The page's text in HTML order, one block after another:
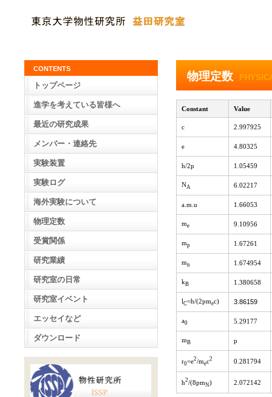
物理定数
Constant Value
c 2.997925
e 4.80325
h/2p 1.05459
NA 6.02217
a.m.u 1.66053
me 9.10956
mp 1.67261
mn 1.674954
kB 1.380658
lC=h/(2pmec) 3.86159
a0 5.29177
mB p
r0=e2/mec2 0.281794
h2/(8pmN) 2.072142
CONTENTS
トップページ
進学を考えている皆様へ
最近の研究成果
メンバー・連絡先
実験装置
実験ログ
海外実験について
物理定数
受賞関係
研究業績
研究室の日常
研究室イベント
エッセイなど
ダウンロード